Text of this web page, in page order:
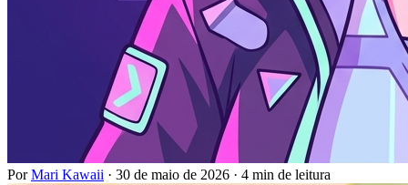
PorMari Kawaii · 30 de maio de 2026 · 4 min de leitura